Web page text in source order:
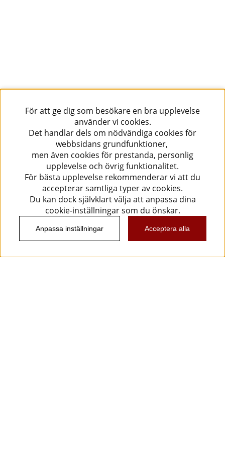
För att ge dig som besökare en bra upplevelse
använder vi cookies.
Det handlar dels om nödvändiga cookies för
webbsidans grundfunktioner,
men även cookies för prestanda, personlig
upplevelse och övrig funktionalitet.
För bästa upplevelse rekommenderar vi att du
accepterar samtliga typer av cookies.
Du kan dock självklart välja att anpassa dina
cookie-inställningar som du önskar.
Anpassa inställningar Acceptera alla